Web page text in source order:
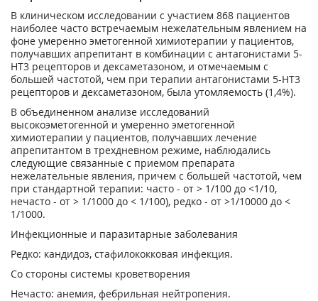
В клиническом исследовании с участием 868 пациентов
наиболее часто встречаемым нежелательным явлением на
фоне умеренно эметогенной химиотерапии у пациентов,
получавших апрепитант в комбинации с антагонистами 5-
НТ3 рецепторов и дексаметазоном, и отмечаемым с
большей частотой, чем при терапии антагонистами 5-НТ3
рецепторов и дексаметазоном, была утомляемость (1,4%).
В объединенном анализе исследований
высокоэметогенной и умеренно эметогенной
химиотерапии у пациентов, получавших лечение
апрепитантом в трехдневном режиме, наблюдались
следующие связанные с приемом препарата
нежелательные явления, причем с большей частотой, чем
при стандартной терапии: часто - от > 1/100 до <1/10,
нечасто - от > 1/1000 до < 1/100), редко - от >1/10000 до <
1/1000.
Инфекционные и паразитарные заболевания
Редко: кандидоз, стафилококковая инфекция.
Со стороны системы кроветворения
Нечасто: анемия, фебрильная нейтропения.